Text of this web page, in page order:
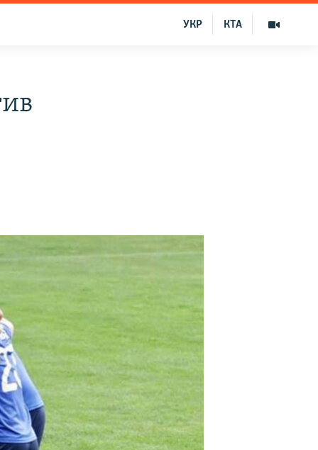
КТА
УКР